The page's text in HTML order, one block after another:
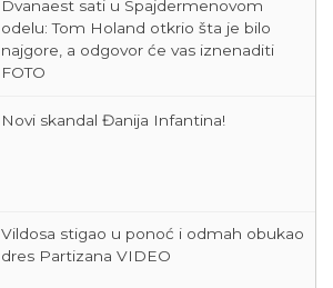
Dvanaest sati u Spajdermenovom
odelu: Tom Holand otkrio šta je bilo
najgore, a odgovor će vas iznenaditi
FOTO
Novi skandal Đanija Infantina!
Vildosa stigao u ponoć i odmah obukao
dres Partizana VIDEO